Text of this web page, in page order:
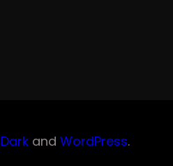
and WordPress.